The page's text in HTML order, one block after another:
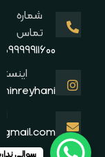
شماره
تماس
09999911600